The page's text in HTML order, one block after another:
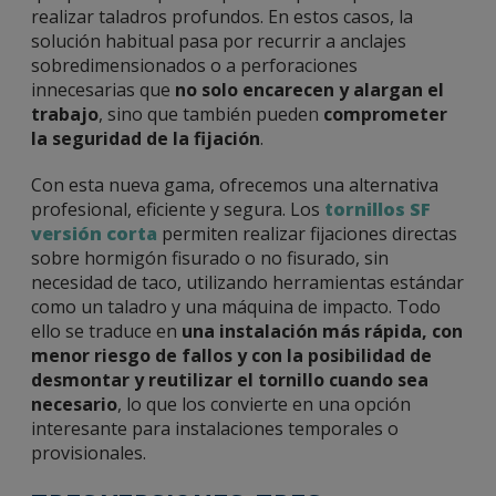
realizar taladros profundos. En estos casos, la
solución habitual pasa por recurrir a anclajes
sobredimensionados o a perforaciones
innecesarias que no solo encarecen y alargan el
trabajo, sino que también pueden comprometer
la seguridad de la fijación.
Con esta nueva gama, ofrecemos una alternativa
profesional, eficiente y segura. Los tornillos SF
versión corta permiten realizar fijaciones directas
sobre hormigón fisurado o no fisurado, sin
necesidad de taco, utilizando herramientas estándar
como un taladro y una máquina de impacto. Todo
ello se traduce en una instalación más rápida, con
menor riesgo de fallos y con la posibilidad de
desmontar y reutilizar el tornillo cuando sea
necesario, lo que los convierte en una opción
interesante para instalaciones temporales o
provisionales.